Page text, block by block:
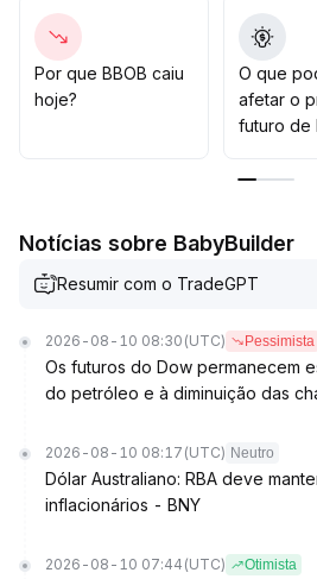
de recursos do BBOB na faixa
1,10, realizando alocação
oportunidades estruturais do
Por que BBOB caiu
hoje?
O que
afetar o
futuro de
Notícias sobre BabyBuilder
Resumir com o TradeGPT
2026-08-10 08:30 (UTC) Pessimista
Os futuros do Dow permanecem
do petróleo e à diminuição das
2026-08-10 08:17 (UTC) Neutro
Dólar Australiano: RBA deve
inflacionários - BNY
2026-08-10 07:44 (UTC) Otimista